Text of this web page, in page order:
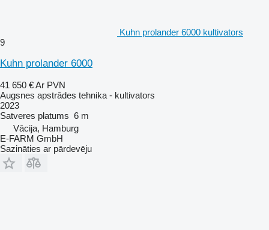
Kuhn prolander 6000 kultivators
9
Kuhn prolander 6000
41 650 €Ar PVN
Augsnes apstrādes tehnika - kultivators
2023
Satveres platums 6 m
Vācija, Hamburg
E-FARM GmbH
Sazināties ar pārdevēju